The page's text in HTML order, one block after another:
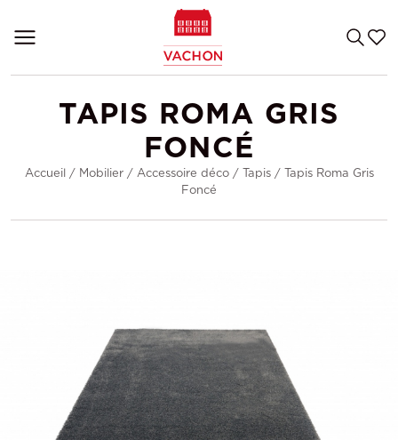
TAPIS ROMA GRIS
FONCÉ
Accueil / Mobilier/ Accessoire déco/ Tapis/ Tapis Roma Gris
Foncé